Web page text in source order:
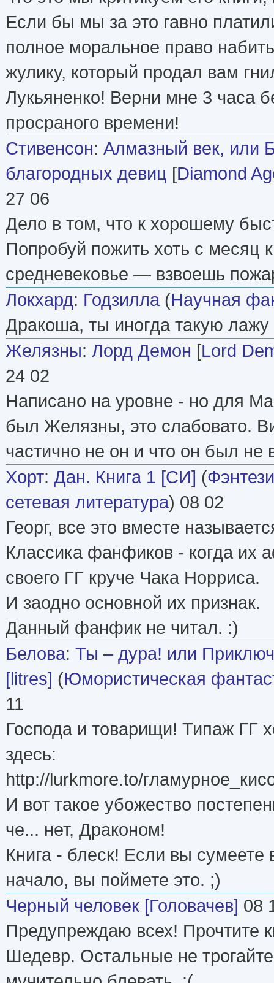
Если бы мы за это гавно
полное моральное право
жулику, который продал вам
Лукьяненко! Верни мне 3 часа
просраного времени!
Стивенсон: Алмазный век, или
благородных девиц [Diamond
27 06
Дело в том, что к хорошему
Попробуй пожить хоть с месяц
средневековье — взвоешь
Локхард: Годзилла (Научная
Дракоша, ты иногда такую
Желязны: Лорд Демон [Lord
24 02
Написано на уровне - но для
был Желязны, это слабовато.
частично не он и что он был
Хорт: Дан. Книга 1 [СИ] (Фэнтези
сетевая литература) 08 02
Георг, все это вместе
Классика фанфиков - когда их
своего ГГ круче Чака Норриса.
И заодно основной их признак.
Данный фанфик не читал. :)
Белова: Ты – дура! или
[litres] (Юмористическая
11
Господа и товарищи! Типаж ГГ
здесь:
http://lurkmore.to/
И вот такое убожество
че... нет, Драконом!
Книга - блеск! Если вы сумеете
начало, вы поймете это. ;)
Черный человек [Головачев] 08
Предупреждаю всех! Прочтите
Шедевр. Остальные не